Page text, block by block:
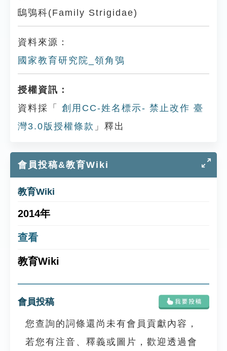
鴟鴞科(Family Strigidae)
資料來源：
國家教育研究院_領角鴞
授權資訊：
資料採「
創用CC-姓名標示- 禁止改作 臺
灣3.0版授權條款 」釋出
會員投稿&教育Wiki
教育Wiki
2014年
查看
教育Wiki
會員投稿
您查詢的詞條還尚未有會員貢獻內容，
若您有注音、釋義或圖片，歡迎透過會